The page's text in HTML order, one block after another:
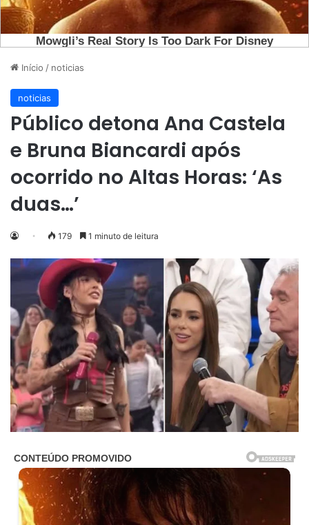
Início / noticias
noticias
Público detona Ana Castela
e Bruna Biancardi após
ocorrido no Altas Horas: ‘As
duas…’
179 1 minuto de leitura